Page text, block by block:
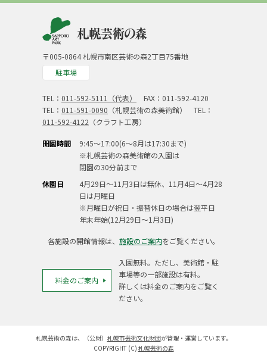
〒005-0864 札幌市南区芸術の森2丁目75番地
駐車場
TEL： 011-592-5111（代表）
FAX：011-592-4120
TEL： 011-591-0090 （札幌芸術の森美術館） TEL：
011-592-4122 （クラフト工房）
開園時間
9:45～17:00(6～8月は17:30まで)
※札幌芸術の森美術館の入園は
閉園の30分前まで
休園日
4月29日～11月3日は無休、11月4日～4月28
日は月曜日
※月曜日が祝日・振替休日の場合は翌平日
年末年始(12月29日～1月3日)
各施設の開館情報は、 施設のご案内をご覧ください。
料金のご案内
入園無料。ただし、美術館・駐
車場等の一部施設は有料。
詳しくは料金のご案内をご覧く
ださい。
札幌芸術の森は、（公財） 札幌市芸術文化財団が管理・運営しています。
COPYRIGHT (C) 札幌芸術の森